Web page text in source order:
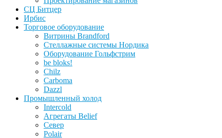
СЦ Битцер
Ирбис
Торговое оборудование
Витрины Brandford
Стеллажные системы Нордика
Оборудование Гольфстрим
be bloks!
Chilz
Carboma
Dazzl
Промышленный холод
Intercold
Агрегаты Belief
Север
Polair